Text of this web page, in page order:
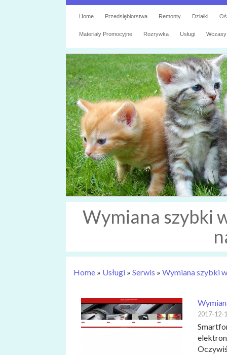
Home Przedsiębiorstwa Remonty Działki
Materiały Promocyjne Rozrywka Usługi Wczasy
Wymiana szybki
Home » Usługi » Serwis » Wymiana szybki
2017-12-